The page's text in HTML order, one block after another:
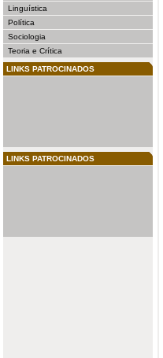
Linguística
Política
Sociologia
Teoria e Crítica
LINKS PATROCINADOS
LINKS PATROCINADOS